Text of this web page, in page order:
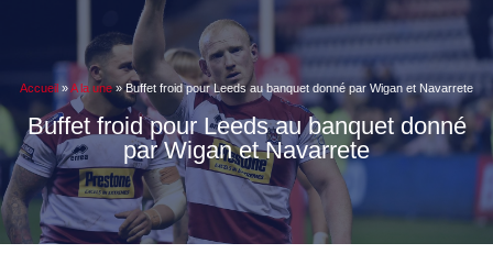
Accueil »A la une»Buffet froid pour Leeds au banquet donné par Wigan et Navarrete
Buffet froid pour Leeds au banquet donné
par Wigan et Navarrete